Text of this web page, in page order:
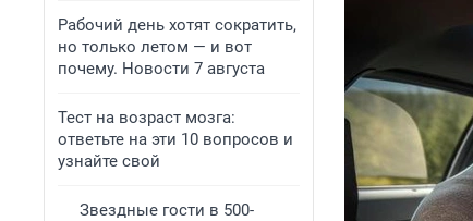
Рабочий день хотят сократить,
но только летом — и вот
почему. Новости 7 августа
Тест на возраст мозга:
ответьте на эти 10 вопросов и
узнайте свой
Звездные гости в 500-